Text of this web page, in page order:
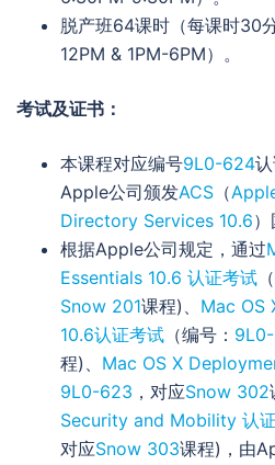
脱产班64课时（每课时30
12PM & 1PM-6PM）。
考试及证书：
本课程对应编号9L0-624
Apple公司颁发ACS （
Directory Services 10.6）
根据Apple公司规定，通过
Essentials 10.6 认证考试
Snow 201课程)、 Mac OS
10.6认证考试 （编号：
程)、 Mac OS X
9L0-623 ，对应Snow 302
Security and Mobility 认
对应Snow 303课程)，由